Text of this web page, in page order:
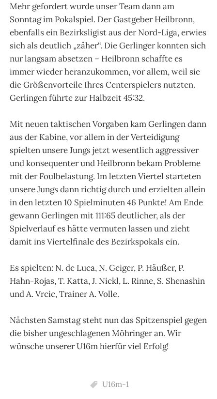
Mehr gefordert wurde unser Team dann am
Sonntag im Pokalspiel. Der Gastgeber Heilbronn,
ebenfalls ein Bezirksligist aus der Nord-Liga, erwies
sich als deutlich „zäher“. Die Gerlinger konnten sich
nur langsam absetzen – Heilbronn schaffte es
immer wieder heranzukommen, vor allem, weil sie
die Größenvorteile Ihres Centerspielers nutzten.
Gerlingen führte zur Halbzeit 45:32.
Mit neuen taktischen Vorgaben kam Gerlingen dann
aus der Kabine, vor allem in der Verteidigung
spielten unsere Jungs jetzt wesentlich aggressiver
und konsequenter und Heilbronn bekam Probleme
mit der Foulbelastung. Im letzten Viertel starteten
unsere Jungs dann richtig durch und erzielten allein
in den letzten 10 Spielminuten 46 Punkte! Am Ende
gewann Gerlingen mit 111:65 deutlicher, als der
Spielverlauf es hätte vermuten lassen und zieht
damit ins Viertelfinale des Bezirkspokals ein.
Es spielten: N. de Luca, N. Geiger, P. Häußer, P.
Hahn-Rojas, T. Katta, J. Nickl, L. Rinne, S. Shenashin
und A. Vrcic, Trainer A. Volle.
Nächsten Samstag steht nun das Spitzenspiel gegen
die bisher ungeschlagenen Möhringer an. Wir
wünsche unserer U16m hierfür viel Erfolg!
U16m-1